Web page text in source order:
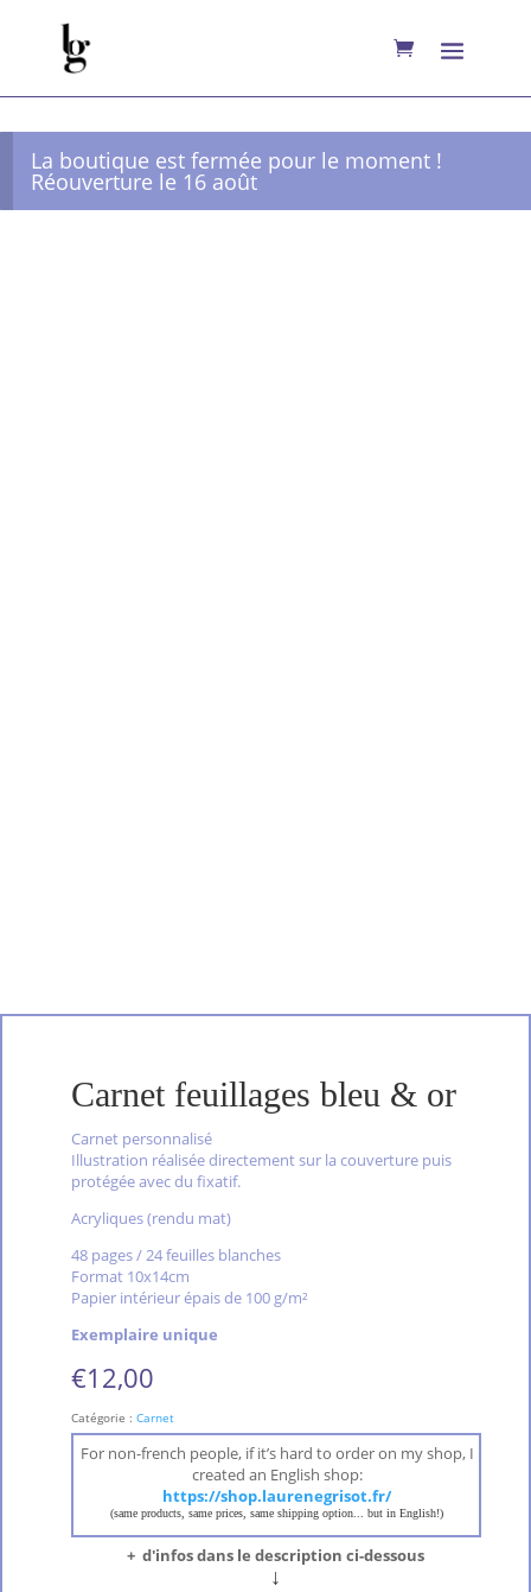
La boutique est fermée pour le moment !
Réouverture le 16 août
Carnet feuillages bleu & or
Carnet personnalisé
Illustration réalisée directement sur la couverture puis
protégée avec du fixatif.
Acryliques (rendu mat)
48 pages / 24 feuilles blanches
Format 10x14cm
Papier intérieur épais de 100 g/m²
Exemplaire unique
€12,00
Catégorie :Carnet
For non-french people, if it’s hard to order on my shop, I
created an English shop:
https://shop.laurenegrisot.fr/
(same products, same prices, same shipping option... but in English!)
+ d'infos dans le description ci-dessous
↓